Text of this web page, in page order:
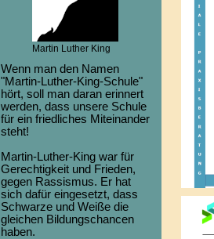
Martin Luther King
Wenn man den Namen
"Martin-Luther-King-Schule"
hört, soll man daran erinnert
werden, dass unsere Schule
für ein friedliches Miteinander
steht!
Martin-Luther-King war für
Gerechtigkeit und Frieden,
gegen Rassismus. Er hat
sich dafür eingesetzt, dass
Schwarze und Weiße die
gleichen Bildungschancen
haben.